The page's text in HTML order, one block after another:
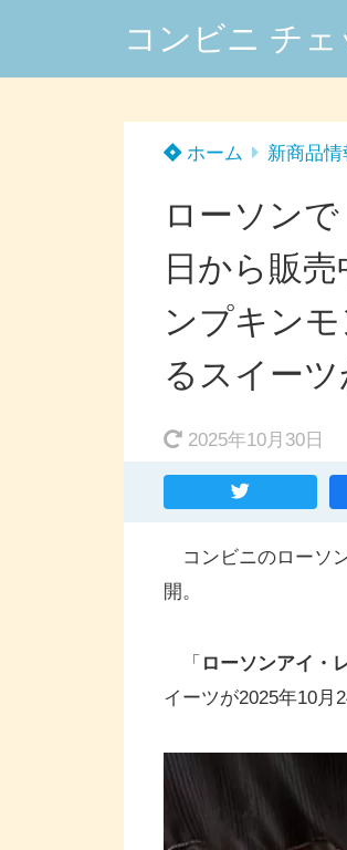
コンビニ チェ
ホーム 新商品情
ローソン
日から販
ンプキン
るスイー
2025年10月30日
コンビニのローソ
開。
「 ローソンアイ・
イーツが2025年10月